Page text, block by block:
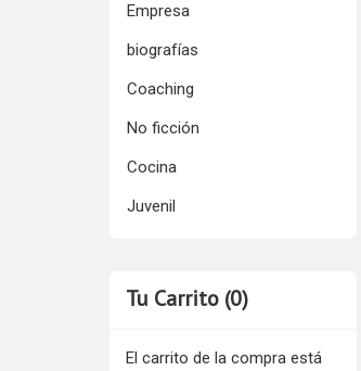
Empresa
biografías
Coaching
No ficción
Cocina
Juvenil
Tu Carrito (0)
El carrito de la compra está